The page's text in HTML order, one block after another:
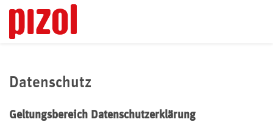
Datenschutz
Geltungsbereich Datenschutzerklärung